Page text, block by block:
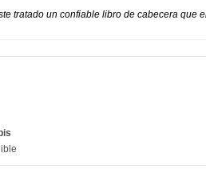
tratado un confiable libro de cabecera que